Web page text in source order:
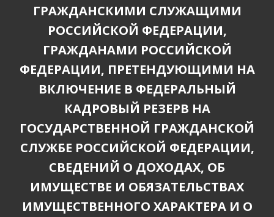
ГРАЖДАНСКИМИ СЛУЖАЩИМИ
РОССИЙСКОЙ ФЕДЕРАЦИИ,
ГРАЖДАНАМИ РОССИЙСКОЙ
ФЕДЕРАЦИИ, ПРЕТЕНДУЮЩИМИ НА
ВКЛЮЧЕНИЕ В ФЕДЕРАЛЬНЫЙ
КАДРОВЫЙ РЕЗЕРВ НА
ГОСУДАРСТВЕННОЙ ГРАЖДАНСКОЙ
СЛУЖБЕ РОССИЙСКОЙ ФЕДЕРАЦИИ,
СВЕДЕНИЙ О ДОХОДАХ, ОБ
ИМУЩЕСТВЕ И ОБЯЗАТЕЛЬСТВАХ
ИМУЩЕСТВЕННОГО ХАРАКТЕРА И О